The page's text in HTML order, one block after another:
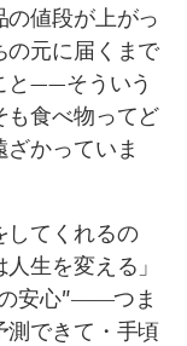
値段が上がっ
の元に届くまで
と——そういう
も食べ物ってど
かっていま
してくれるの
生を変える」
安心”――つま
測できて・手頃